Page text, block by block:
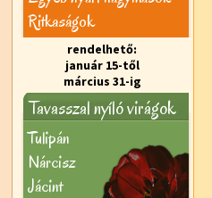
Ritkaságok
rendelhető:
január 15-től
március 31-ig
Tavasszal nyíló virágok
Tulipán
Nárcisz
Jácint